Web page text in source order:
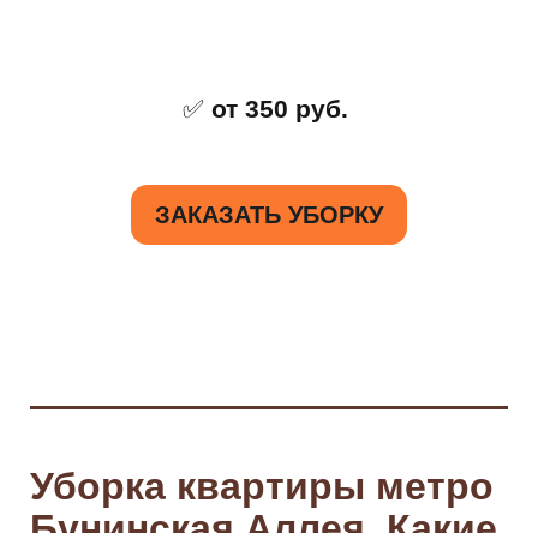
✅ от 350 руб.
ЗАКАЗАТЬ УБОРКУ
Уборка квартиры метро